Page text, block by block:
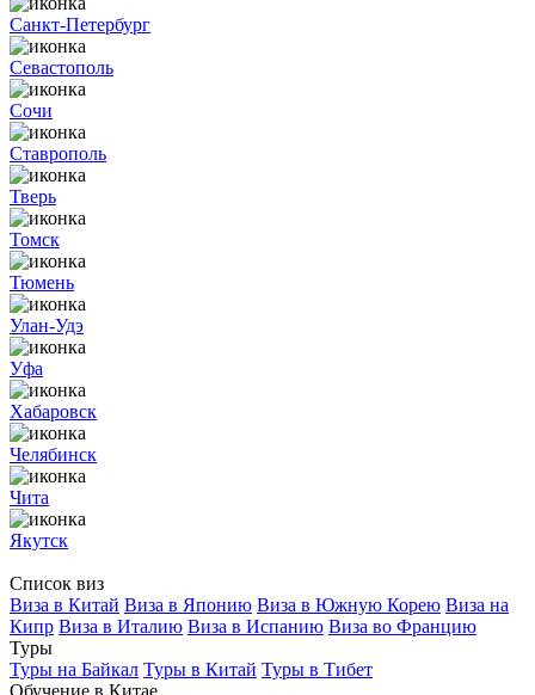
Санкт-Петербург
Севастополь
Сочи
Ставрополь
Тверь
Томск
Тюмень
Улан-Удэ
Уфа
Хабаровск
Челябинск
Чита
Якутск
Список виз
Виза в Китай Виза в Японию Виза в Южную Корею Виза на
Кипр Виза в Италию Виза в Испанию Виза во Францию
Туры
Туры на Байкал Туры в Китай Туры в Тибет
Обучение в Китае